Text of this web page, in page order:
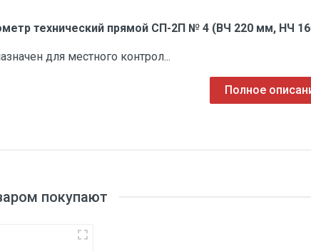
технический прямой СП-2П № 4 (ВЧ 220 мм, НЧ
для местного контрол...
Полное
покупают